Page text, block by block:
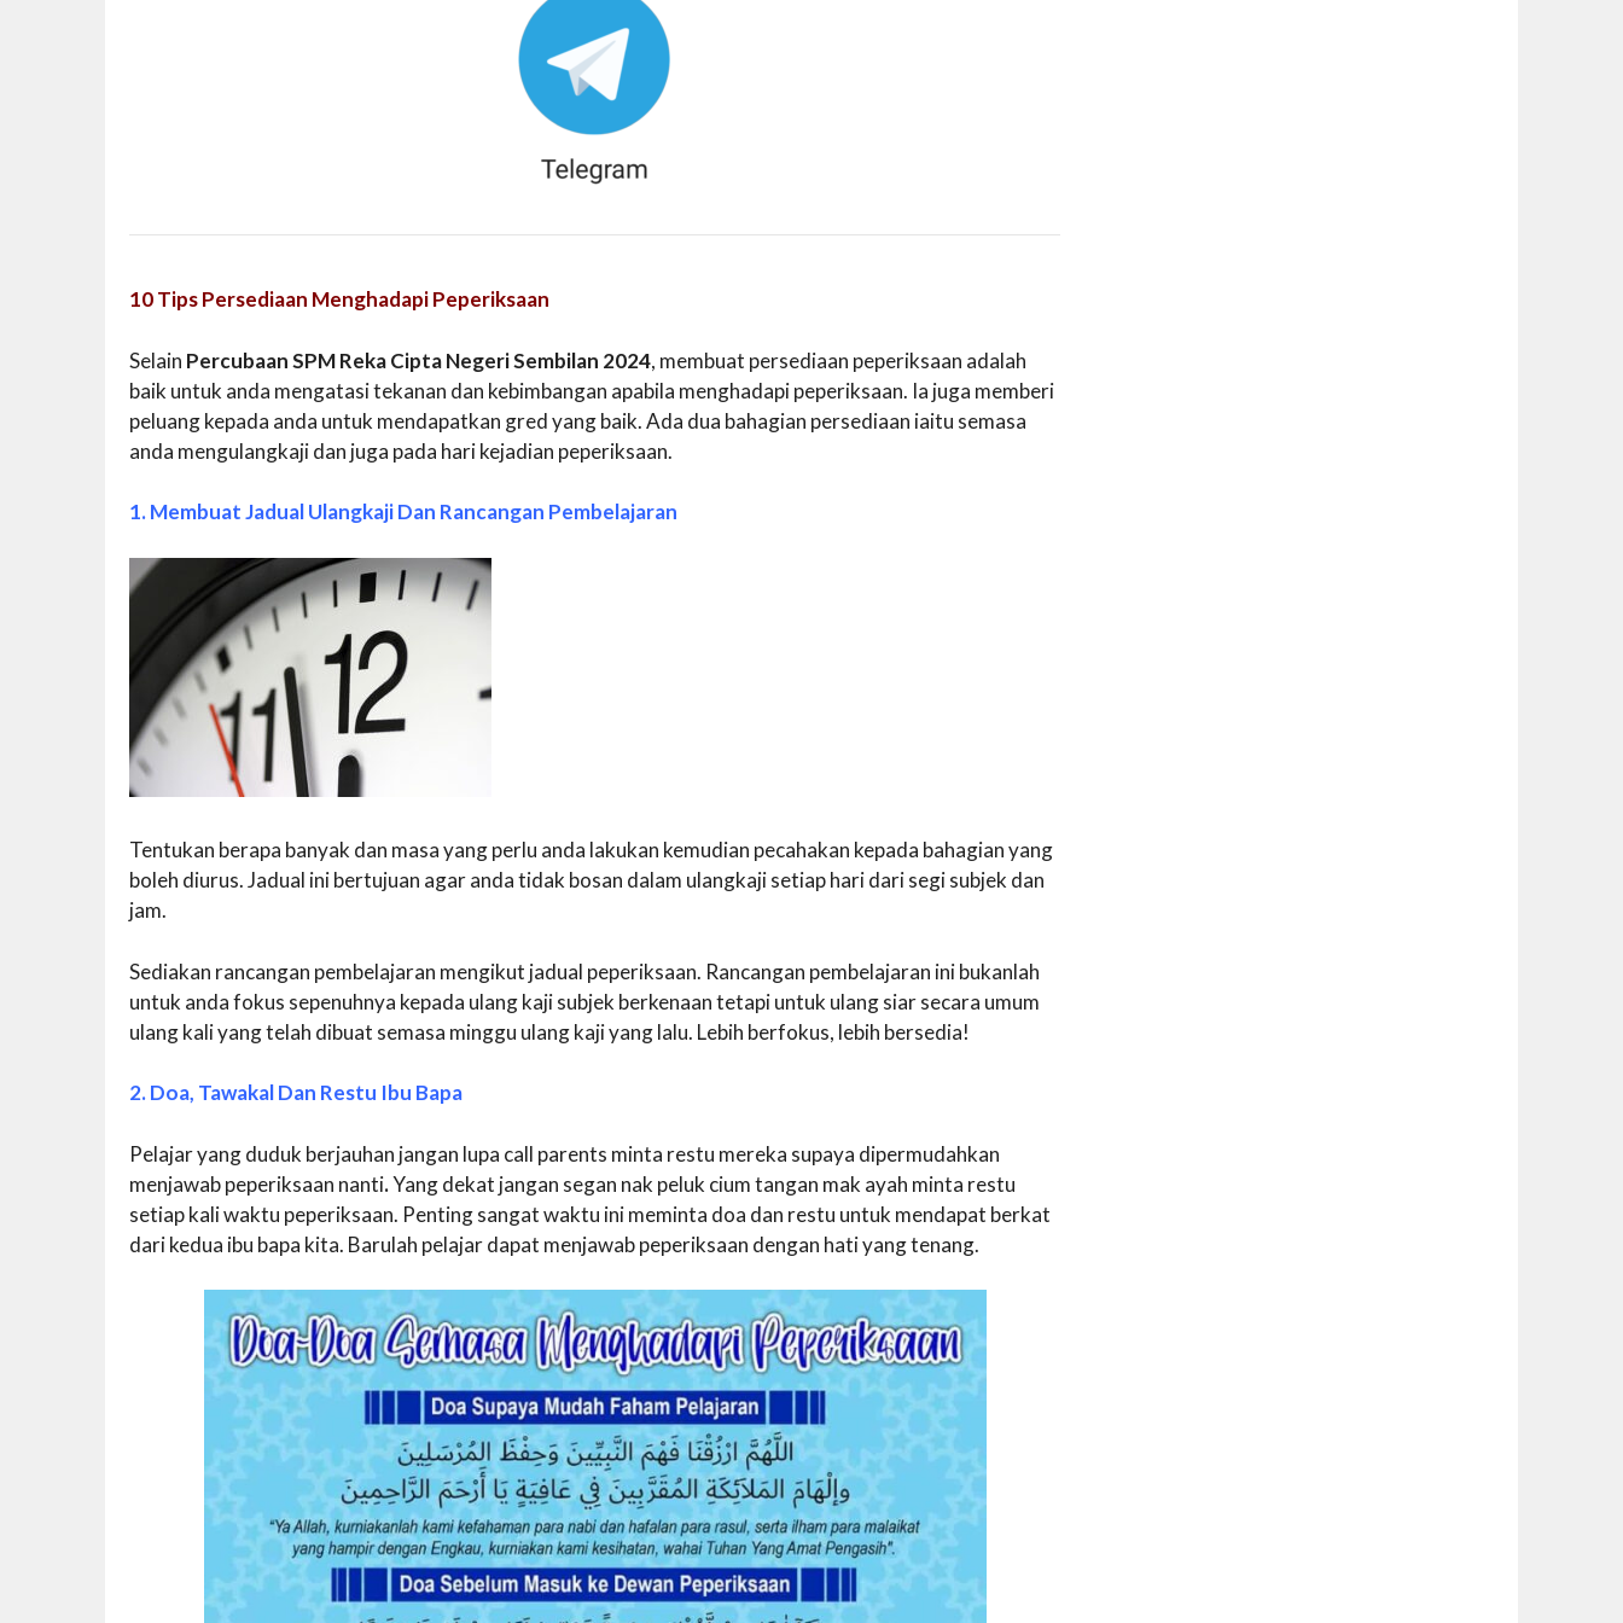
10 Tips Persediaan Menghadapi Peperiksaan
Selain Percubaan SPM Reka Cipta Negeri Sembilan 2024, membuat persediaan peperiksaan adalah
baik untuk anda mengatasi tekanan dan kebimbangan apabila menghadapi peperiksaan. Ia juga memberi
peluang kepada anda untuk mendapatkan gred yang baik. Ada dua bahagian persediaan iaitu semasa
anda mengulangkaji dan juga pada hari kejadian peperiksaan.
1. Membuat Jadual Ulangkaji Dan Rancangan Pembelajaran
Tentukan berapa banyak dan masa yang perlu anda lakukan kemudian pecahakan kepada bahagian yang
boleh diurus. Jadual ini bertujuan agar anda tidak bosan dalam ulangkaji setiap hari dari segi subjek dan
jam.
Sediakan rancangan pembelajaran mengikut jadual peperiksaan. Rancangan pembelajaran ini bukanlah
untuk anda fokus sepenuhnya kepada ulang kaji subjek berkenaan tetapi untuk ulang siar secara umum
ulang kali yang telah dibuat semasa minggu ulang kaji yang lalu. Lebih berfokus, lebih bersedia!
2. Doa, Tawakal Dan Restu Ibu Bapa
Pelajar yang duduk berjauhan jangan lupa call parents minta restu mereka supaya dipermudahkan
menjawab peperiksaan nanti.Yang dekat jangan segan nak peluk cium tangan mak ayah minta restu
setiap kali waktu peperiksaan. Penting sangat waktu ini meminta doa dan restu untuk mendapat berkat
dari kedua ibu bapa kita. Barulah pelajar dapat menjawab peperiksaan dengan hati yang tenang.